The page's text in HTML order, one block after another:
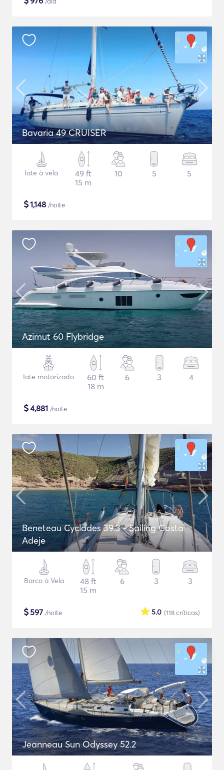
Bavaria 49 CRUISER
Iate à vela
49 ft
15 m
10 5 5
$1,148 /noite
Azimut 60 Flybridge
Iate motorizado
60 ft
18 m
6 3 4
$4,881 /noite
Beneteau Cyclades 39.3 - Sailing Costa
Adeje
Barco à Vela
48 ft
15 m
6 3 3
$597 /noite (118críticas)
5.0
Jeanneau Sun Odyssey 52.2